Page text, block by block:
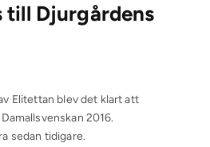
Djurgårdens
Elitettan blev det klart att
2016.
sedan tidigare.